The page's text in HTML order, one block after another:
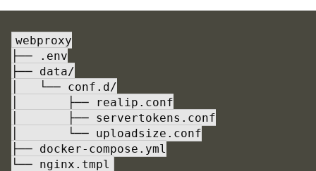
webproxy
├── .env
├── data/
│   └── conf.d/
│       ├── realip.conf
│       ├── servertokens.conf
│       └── uploadsize.conf
├── docker-compose.yml
└── nginx.tmpl